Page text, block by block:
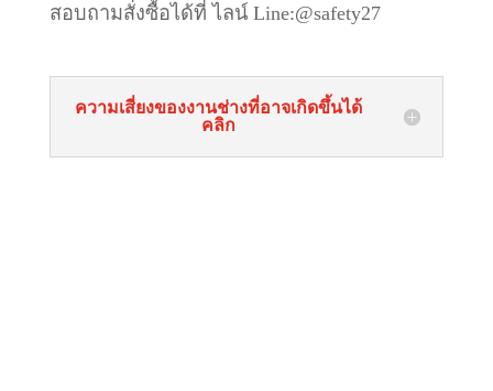
สอบถามสั่งซื้อได้ที่ ไลน์ Line:@safety27
ความเสี่ยงของงานช่างที่อาจเกิดขึ้นได้
คลิก